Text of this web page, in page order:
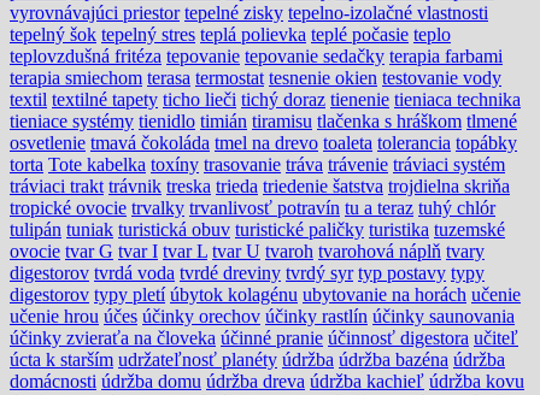
vyrovnávajúci priestor tepelné zisky tepelno-izolačné vlastnosti
tepelný šok tepelný stres teplá polievka teplé počasie teplo
teplovzdušná fritéza tepovanie tepovanie sedačky terapia farbami
terapia smiechom terasa termostat tesnenie okien testovanie vody
textil textilné tapety ticho lieči tichý doraz tienenie tieniaca technika
tieniace systémy tienidlo timián tiramisu tlačenka s hráškom tlmené
osvetlenie tmavá čokoláda tmel na drevo toaleta tolerancia topábky
torta Tote kabelka toxíny trasovanie tráva trávenie tráviaci systém
tráviaci trakt trávnik treska trieda triedenie šatstva trojdielna skriňa
tropické ovocie trvalky trvanlivosť potravín tu a teraz tuhý chlór
tulipán tuniak turistická obuv turistické paličky turistika tuzemské
ovocie tvar G tvar I tvar L tvar U tvaroh tvarohová náplň tvary
digestorov tvrdá voda tvrdé dreviny tvrdý syr typ postavy typy
digestorov typy pletí úbytok kolagénu ubytovanie na horách učenie
učenie hrou účes účinky orechov účinky rastlín účinky saunovania
účinky zvieraťa na človeka účinné pranie účinnosť digestora učiteľ
úcta k starším udržateľnosť planéty údržba údržba bazéna údržba
domácnosti údržba domu údržba dreva údržba kachieľ údržba kovu